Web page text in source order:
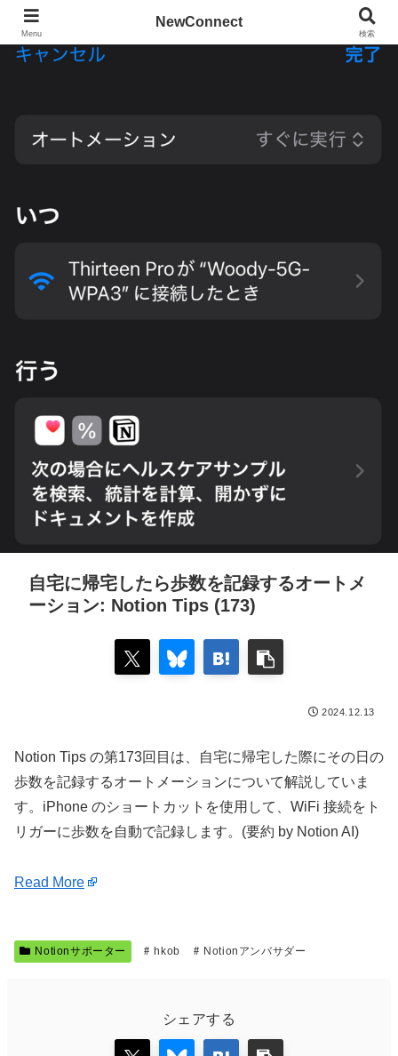
自宅に帰宅したら歩数を記録するオートメ
ーション: Notion Tips (173)
2024.12.13
Notion Tips の第173回目は、自宅に帰宅した際にその日の
歩数を記録するオートメーションについて解説していま
す。iPhone のショートカットを使用して、WiFi 接続をト
リガーに歩数を自動で記録します。(要約 by Notion AI)
Read More
Notionサポーター hkob Notionアンバサダー
シェアする
Menu
NewConnect
検索